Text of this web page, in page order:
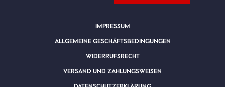
IMPRESSUM
ALLGEMEINE GESCHÄFTSBEDINGUNGEN
WIDERRUFSRECHT
VERSAND UND ZAHLUNGSWEISEN